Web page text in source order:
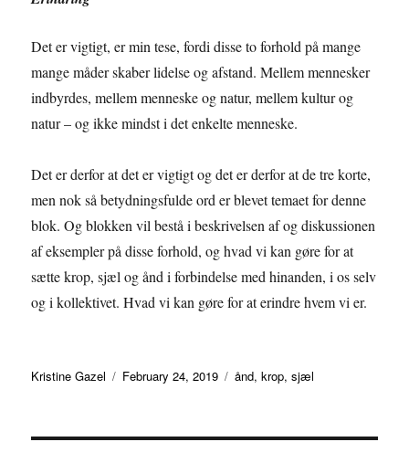
Det er vigtigt, er min tese, fordi disse to forhold på mange
mange måder skaber lidelse og afstand. Mellem mennesker
indbyrdes, mellem menneske og natur, mellem kultur og
natur – og ikke mindst i det enkelte menneske.
Det er derfor at det er vigtigt og det er derfor at de tre korte,
men nok så betydningsfulde ord er blevet temaet for denne
blok. Og blokken vil bestå i beskrivelsen af og diskussionen
af eksempler på disse forhold, og hvad vi kan gøre for at
sætte krop, sjæl og ånd i forbindelse med hinanden, i os selv
og i kollektivet. Hvad vi kan gøre for at erindre hvem vi er.
Author
Kristine Gazel
Posted
February 24, 2019 Tags
ånd,krop,sjæl